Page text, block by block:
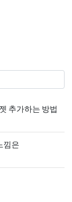
추가하는 방법
낌은